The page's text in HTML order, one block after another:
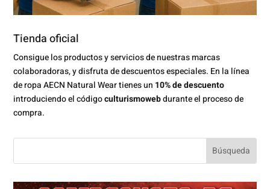
Tienda oficial
Consigue los productos y servicios de nuestras marcas
colaboradoras, y disfruta de descuentos especiales. En la línea
de ropa AECN Natural Wear tienes un 10% de descuento
introduciendo el códigoculturismowebdurante el proceso de
compra.